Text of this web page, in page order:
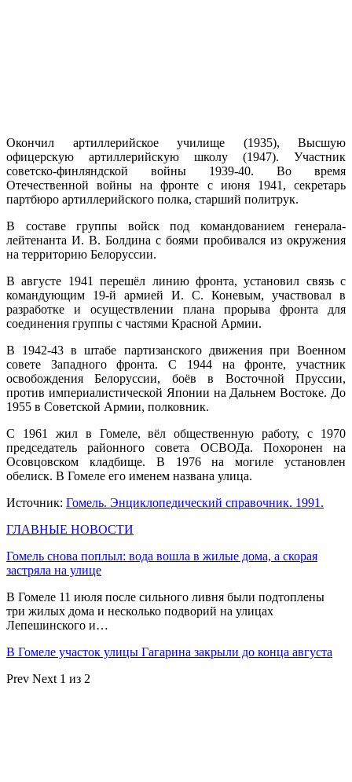
Окончил артиллерийское училище (1935), Высшую
офицерскую артиллерийскую школу (1947). Участник
советско-финляндской войны 1939-40. Во время
Отечественной войны на фронте с июня 1941, секретарь
партбюро артиллерийского полка, старший политрук.
В составе группы войск под командованием генерала-
лейтенанта И. В. Болдина с боями пробивался из окружения
на территорию Белоруссии.
В августе 1941 перешёл линию фронта, установил связь с
командующим 19-й армией И. С. Коневым, участвовал в
разработке и осуществлении плана прорыва фронта для
соединения группы с частями Красной Армии.
В 1942-43 в штабе партизанского движения при Военном
совете Западного фронта. С 1944 на фронте, участник
освобождения Белоруссии, боёв в Восточной Пруссии,
против империалистической Японии на Дальнем Востоке. До
1955 в Советской Армии, полковник.
С 1961 жил в Гомеле, вёл общественную работу, с 1970
председатель районного совета ОСВОДа. Похоронен на
Осовцовском кладбище. В 1976 на могиле установлен
обелиск. В Гомеле его именем названа улица.
Источник: Гомель. Энциклопедический справочник. 1991.
ГЛАВНЫЕ НОВОСТИ
Гомель снова поплыл: вода вошла в жилые дома, а скорая
застряла на улице
В Гомеле 11 июля после сильного ливня были подтоплены
три жилых дома и несколько подворий на улицах
Лепешинского и…
В Гомеле участок улицы Гагарина закрыли до конца августа
Prev Next 1 из 2